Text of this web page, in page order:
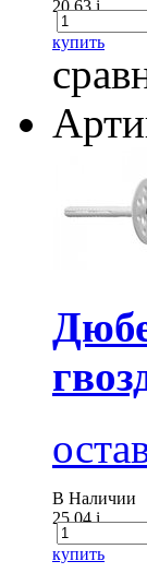
20.63i
купить
В Наличии
25.04i
купить